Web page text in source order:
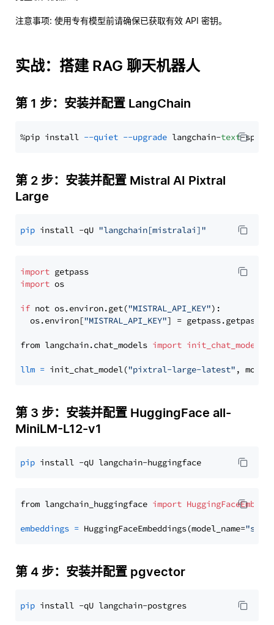
注意事项: 使用专有模型前请确保已获取有效 API 密钥。
实战：搭建 RAG 聊天机器人
第 1 步：安装并配置 LangChain
%pip install --quiet --upgrade langchain-text
第 2 步：安装并配置 Mistral AI Pixtral
Large
pip install -qU "langchain[mistralai]"
import
import os
if not os.environ.get("MISTRAL_API_KEY"):
  os.environ[
"MISTRAL_API_KEY"] = getpass.getpass(
from langchain.chat_models import init_chat_model
llm = init_chat_model("pixtral-large-latest" ,
第 3 步：安装并配置 HuggingFace all-
MiniLM-L12-v1
pip
from langchain_huggingface import
embeddings = HuggingFaceEmbeddings(model_name=
第 4 步：安装并配置 pgvector
pip